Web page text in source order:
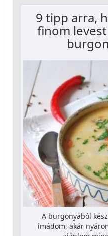
9 tipp arra,
finom
A burgonyából
imádom, akár